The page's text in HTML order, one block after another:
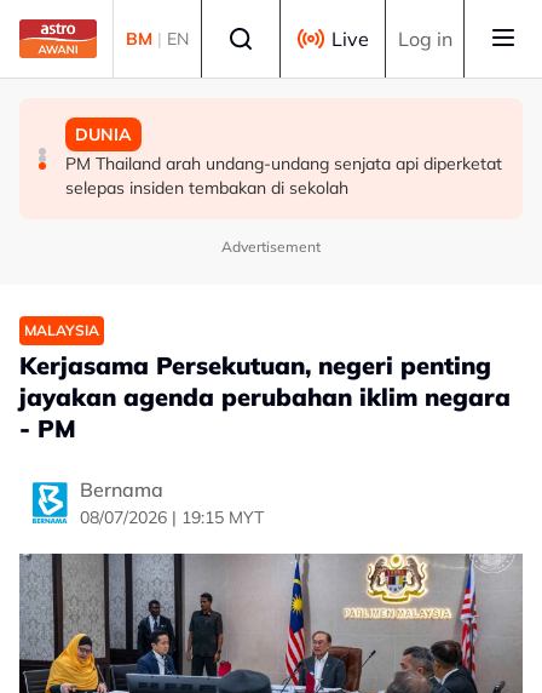
Skip to main content
BM | EN Live Log in
MALAYSIA
Berita tempatan pilihan sepanjang hari ini
MALAYSIA
Pengacara, ahli perniagaan ditahan bantu siasatan
audio siar sentuh isu sensitiviti agama
DUNIA
PM Thailand arah undang-undang senjata api diperketat
selepas insiden tembakan di sekolah
Advertisement
MALAYSIA
Kerjasama Persekutuan, negeri penting
jayakan agenda perubahan iklim negara
- PM
Bernama
08/07/2026 | 19:15 MYT